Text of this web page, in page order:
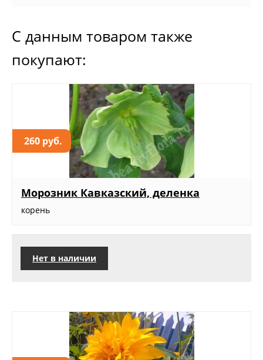
С данным товаром также
покупают:
260 руб.
Морозник Кавказский, деленка
корень
Нет в наличии